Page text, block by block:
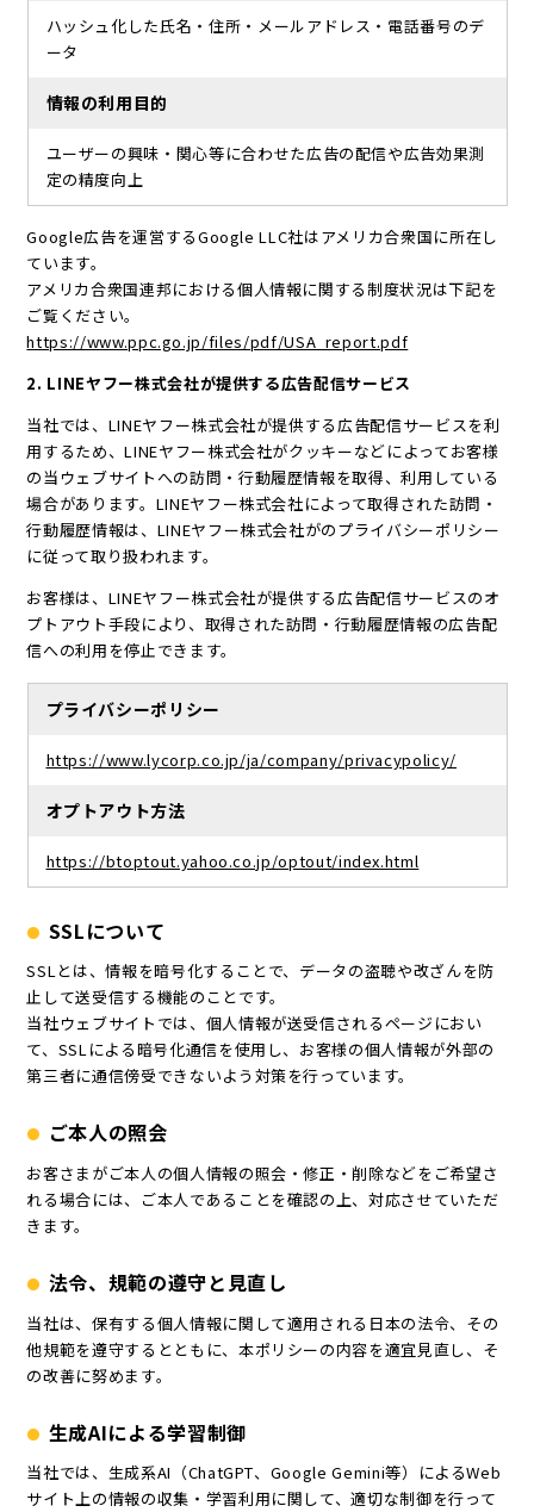
ハッシュ化した氏名・住所・メールアドレス・電話番号のデ
ータ
情報の利用目的
ユーザーの興味・関心等に合わせた広告の配信や広告効果測
定の精度向上
Google広告を運営するGoogle LLC社はアメリカ合衆国に所在し
ています。
アメリカ合衆国連邦における個人情報に関する制度状況は下記を
ご覧ください。
https://www.ppc.go.jp/files/pdf/USA_report.pdf
2. LINEヤフー株式会社が提供する広告配信サービス
当社では、LINEヤフー株式会社が提供する広告配信サービスを利
用するため、LINEヤフー株式会社がクッキーなどによってお客様
の当ウェブサイトへの訪問・行動履歴情報を取得、利用している
場合があります。LINEヤフー株式会社によって取得された訪問・
行動履歴情報は、LINEヤフー株式会社がのプライバシーポリシー
に従って取り扱われます。
お客様は、LINEヤフー株式会社が提供する広告配信サービスのオ
プトアウト手段により、取得された訪問・行動履歴情報の広告配
信への利用を停止できます。
プライバシーポリシー
https://www.lycorp.co.jp/ja/company/privacypolicy/
オプトアウト方法
https://btoptout.yahoo.co.jp/optout/index.html
SSLについて
SSLとは、情報を暗号化することで、データの盗聴や改ざんを防
止して送受信する機能のことです。
当社ウェブサイトでは、個人情報が送受信されるページにおい
て、SSLによる暗号化通信を使用し、お客様の個人情報が外部の
第三者に通信傍受できないよう対策を行っています。
ご本人の照会
お客さまがご本人の個人情報の照会・修正・削除などをご希望さ
れる場合には、ご本人であることを確認の上、対応させていただ
きます。
法令、規範の遵守と見直し
当社は、保有する個人情報に関して適用される日本の法令、その
他規範を遵守するとともに、本ポリシーの内容を適宜見直し、そ
の改善に努めます。
生成AIによる学習制御
当社では、⽣成系AI（ChatGPT、Google Gemini等）によるWeb
サイト上の情報の収集‧学習利⽤に関して、適切な制御を⾏って